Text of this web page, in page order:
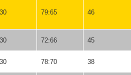
30 79:65 46
30 72:66 45
30 78:70 38